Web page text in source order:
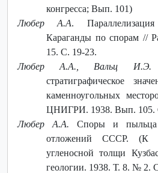
конгресса; Вып. 101)
Любер А.А.
Караганды по спорам //
15. С. 19-23.
Любер А.А., Вальц И.Э.
стратиграфическое
каменноугольных
ЦНИГРИ. 1938. Вып. 105.
Любер А.А. Споры и пыльца
отложений СССР. (К
угленосной толщи
геологии. 1938. Т. 8. № 2.